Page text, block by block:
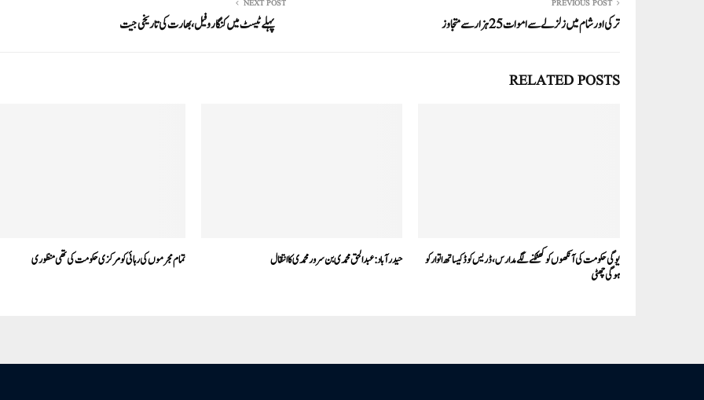
PREVIOUS POST
ترکی اور شام میں زلزلے سے اموات 25ہزار سے متجاوز
NEXT POST
پہلے ٹیسٹ میں کنگارو فیل،بھارت کی تاریخی جیت
RELATED POSTS
یوگی حکومت کی آنکھوں کو کھٹکنے لگے مدارس، ڈریس کوڈ کیساتھ اتوار کو
ہوگی چھٹی
حیدرآباد:عبدالحق محمدی بن سرور محمدی کا انتقال تمام مجرموں کی رہائی کو مرکزی حکومت کی تھی منظوری